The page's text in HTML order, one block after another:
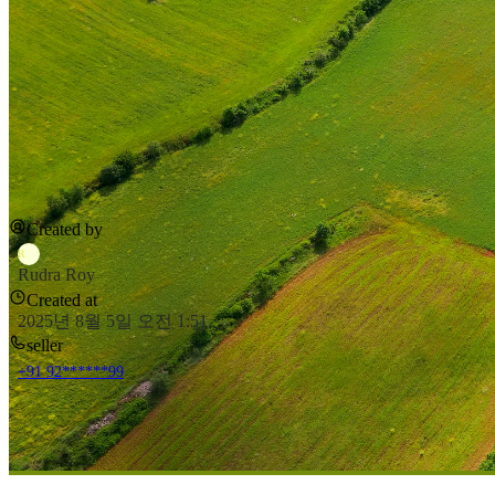
Created by
R
Rudra Roy
Created at
2025년 8월 5일 오전 1:51
seller
+91 92******99